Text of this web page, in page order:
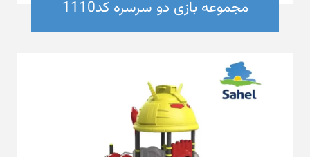
مجموعه بازی دو سرسره کد1110